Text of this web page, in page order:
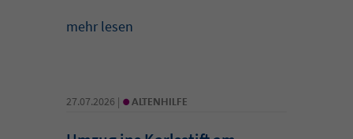
mehr lesen
27.07.2026 | • ALTENHILFE